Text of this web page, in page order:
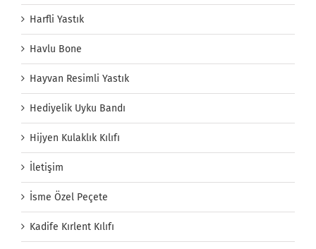
Harfli Yastık
Havlu Bone
Hayvan Resimli Yastık
Hediyelik Uyku Bandı
Hijyen Kulaklık Kılıfı
İletişim
İsme Özel Peçete
Kadife Kırlent Kılıfı